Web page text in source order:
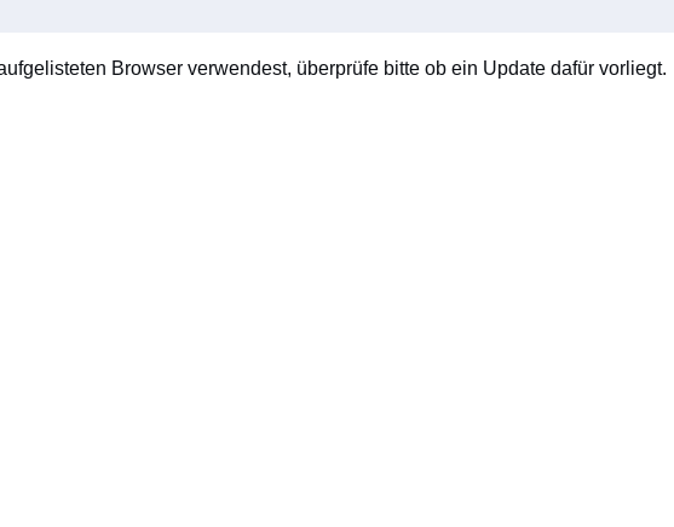
Browser verwendest, überprüfe bitte ob ein Update dafür vorliegt.